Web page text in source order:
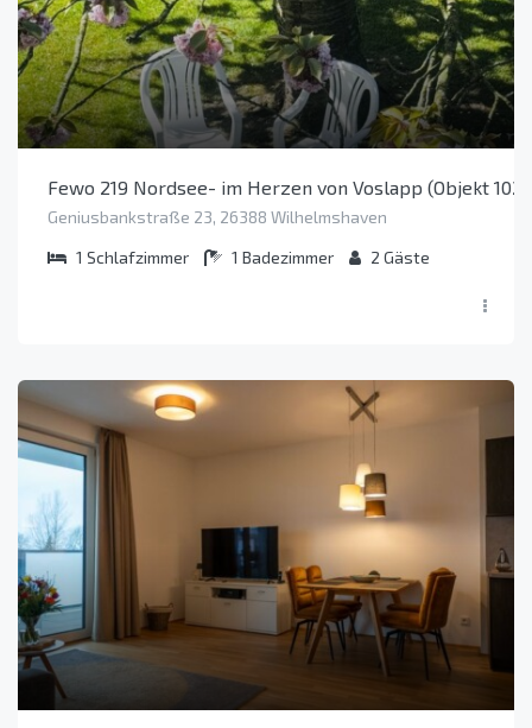
Fewo 219 Nordsee- im Herzen von Voslapp (Objekt
Geniusbankstraße 23, 26388 Wilhelmshaven
1 Schlafzimmer 1 Badezimmer 2 Gäste